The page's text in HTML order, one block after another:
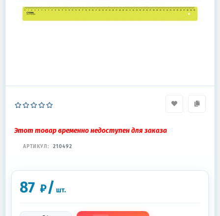
Этот товар временно недоступен для заказа
АРТИКУЛ: 210492
87 ₽/ шт.